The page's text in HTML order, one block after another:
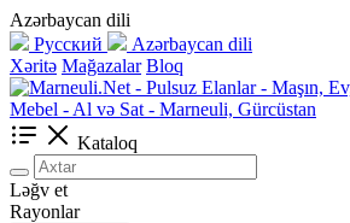
Azərbaycan dili
Русский
Azərbaycan dili
Xəritə Mağazalar Bloq
Kataloq
Ləğv et
Rayonlar